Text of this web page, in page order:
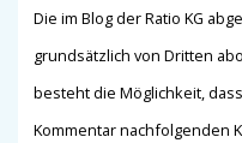
Die im Blog der Ratio KG
grundsätzlich von Dritten
besteht die Möglichkeit,
Kommentar nachfolgenden